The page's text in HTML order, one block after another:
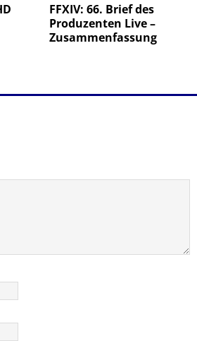
FFXIV: 66. Brief des
Produzenten Live –
Zusammenfassung